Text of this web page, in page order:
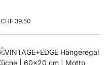
CHF 39.50